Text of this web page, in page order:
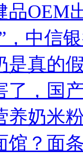
品OEM
，中信
是真的
了，国
养奶米
馆？面